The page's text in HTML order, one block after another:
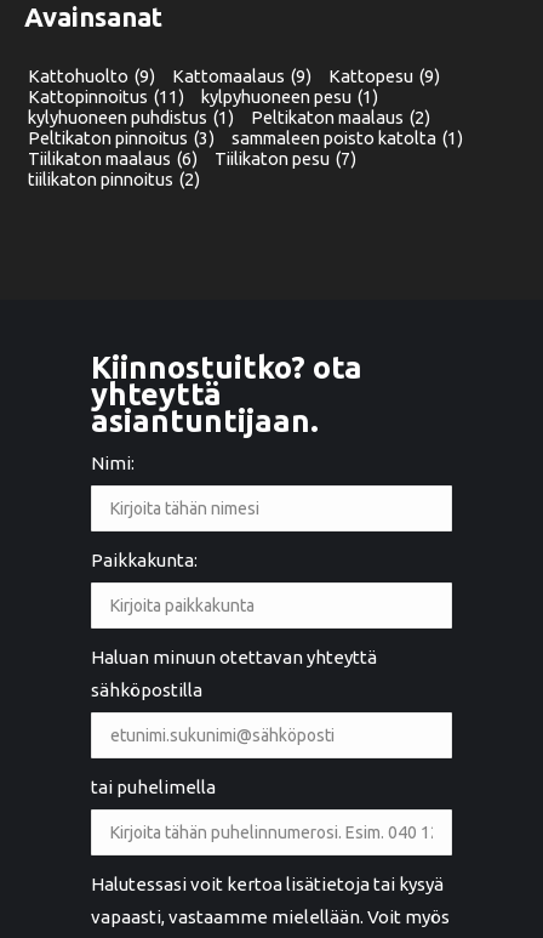
Avainsanat
Kattohuolto (9) Kattomaalaus (9) Kattopesu (9)
Kattopinnoitus (11) kylpyhuoneen pesu (1)
kylyhuoneen puhdistus (1) Peltikaton maalaus (2)
Peltikaton pinnoitus (3) sammaleen poisto katolta (1)
Tiilikaton maalaus (6) Tiilikaton pesu (7)
tiilikaton pinnoitus (2)
Kiinnostuitko? ota
yhteyttä
asiantuntijaan.
Nimi:
Paikkakunta:
Haluan minuun otettavan yhteyttä
sähköpostilla
tai puhelimella
Halutessasi voit kertoa lisätietoja tai kysyä
vapaasti, vastaamme mielellään. Voit myös